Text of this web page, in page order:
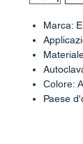
Marca:
Colore:
Paese